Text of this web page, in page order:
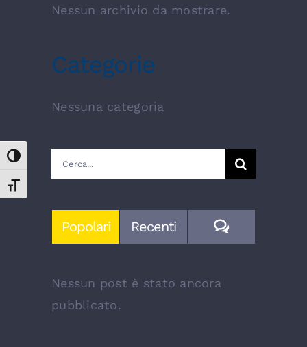
Attiva/disattiva alto contrasto
Attiva/disattiva dimensione testo
Nessun archivio da mostrare.
Categorie
Nessuna categoria
Cerca
per:
Popolari Recenti Commenti
Nessun post è stato ancora
pubblicato.